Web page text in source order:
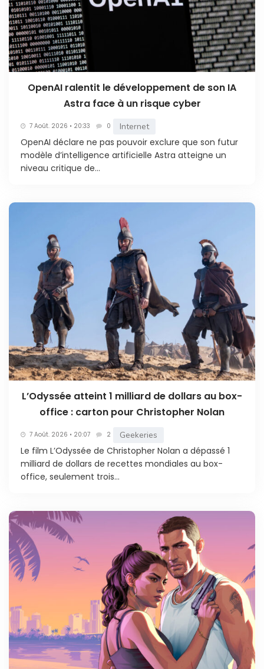
OpenAI ralentit le développement de son IA
Astra face à un risque cyber
7 Août. 2026 • 20:33 0 Internet
OpenAI déclare ne pas pouvoir exclure que son futur
modèle d’intelligence artificielle Astra atteigne un
niveau critique de...
L’Odyssée atteint 1 milliard de dollars au box-
office : carton pour Christopher Nolan
7 Août. 2026 • 20:07 2 Geekeries
Le film L’Odyssée de Christopher Nolan a dépassé 1
milliard de dollars de recettes mondiales au box-
office, seulement trois...